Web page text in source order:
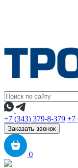
+7 (343) 379-8-379 +7
Заказать звонок
0